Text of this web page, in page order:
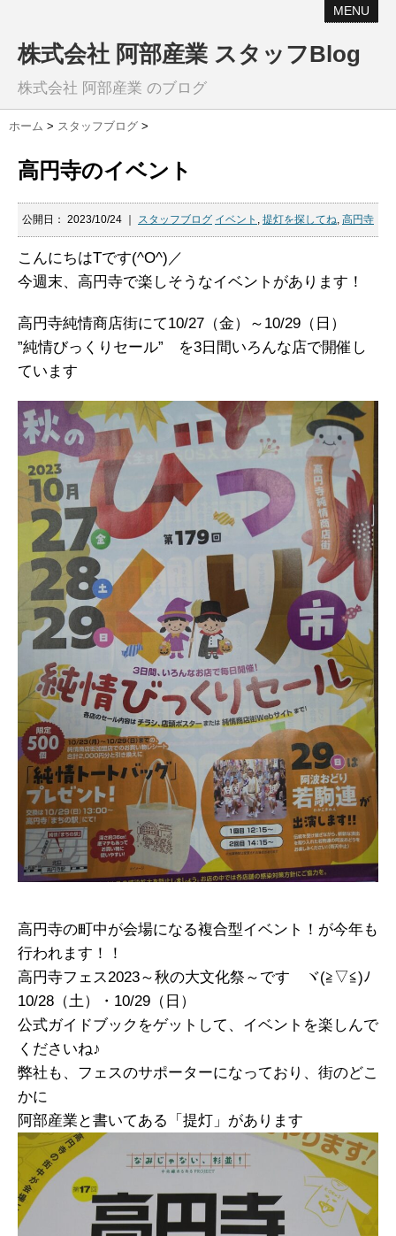
MENU
株式会社 阿部産業 スタッフBlog
株式会社 阿部産業 のブログ
ホーム > スタッフブログ >
高円寺のイベント
公開日： 2023/10/24 スタッフブログ イベント , 提灯を探してね, 高円寺
こんにちはTです(^O^)／
今週末、高円寺で楽しそうなイベントがあります！
高円寺純情商店街にて10/27（金）～10/29（日）
”純情びっくりセール” を3日間いろんな店で開催し
ています
高円寺の町中が会場になる複合型イベント！が今年も
行われます！！
高円寺フェス2023～秋の大文化祭～です ヾ(≧▽≦)ﾉ
10/28（土）・10/29（日）
公式ガイドブックをゲットして、イベントを楽しんで
くださいね♪
弊社も、フェスのサポーターになっており、街のどこ
かに
阿部産業と書いてある「提灯」があります